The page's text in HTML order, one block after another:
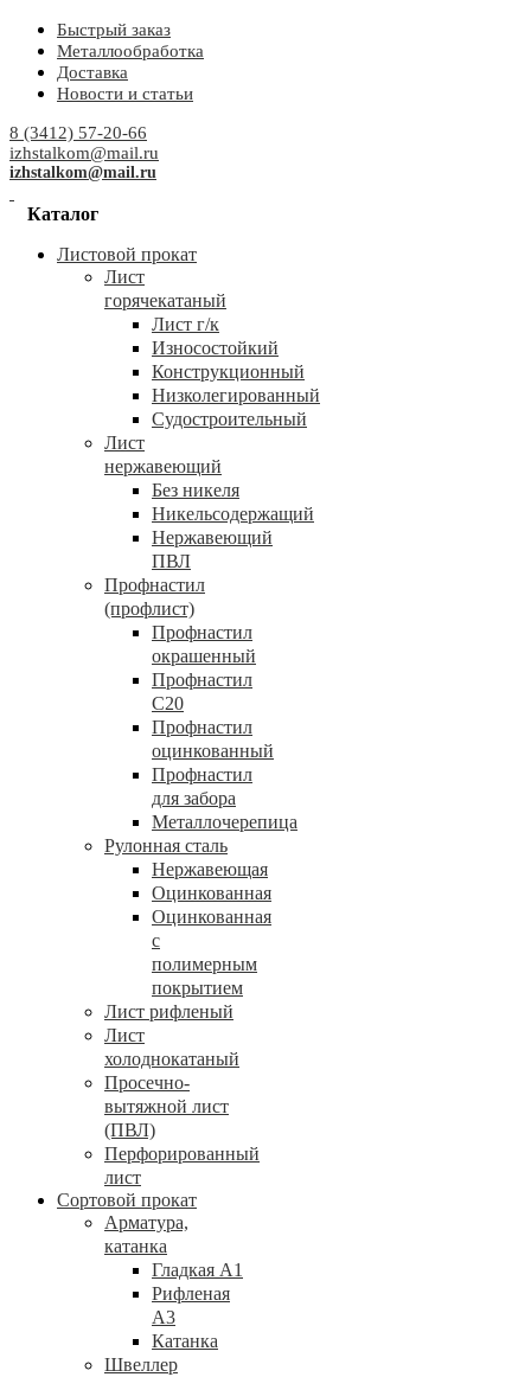
Быстрый заказ
Металлообработка
Доставка
Новости и статьи
8 (3412) 57-20-66
izhstalkom@mail.ru
izhstalkom@mail.ru
Каталог
Листовой прокат
Лист
горячекатаный
Лист г/к
Износостойкий
Конструкционный
Низколегированный
Судостроительный
Лист
нержавеющий
Без никеля
Никельсодержащий
Нержавеющий
ПВЛ
Профнастил
(профлист)
Профнастил
окрашенный
Профнастил
С20
Профнастил
оцинкованный
Профнастил
для забора
Металлочерепица
Рулонная сталь
Нержавеющая
Оцинкованная
Оцинкованная
с
полимерным
покрытием
Лист рифленый
Лист
холоднокатаный
Просечно-
вытяжной лист
(ПВЛ)
Перфорированный
лист
Сортовой прокат
Арматура,
катанка
Гладкая А1
Рифленая
А3
Катанка
Швеллер